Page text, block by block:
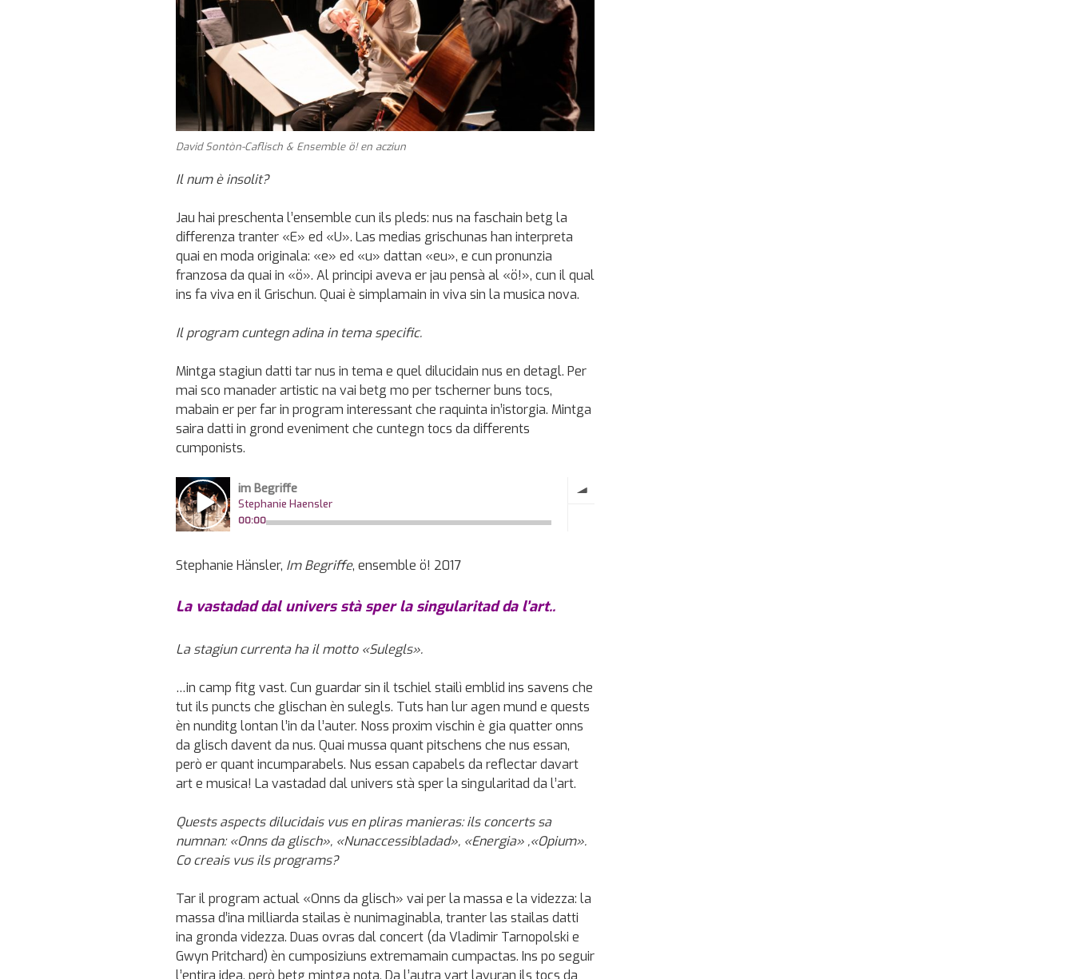
David Sontòn-Caflisch & Ensemble ö! en acziun
Il num è insolit?
Jau hai preschenta l’ensemble cun ils pleds: nus na faschain betg la
differenza tranter «E» ed «U». Las medias grischunas han interpreta
quai en moda originala: «e» ed «u» dattan «eu», e cun pronunzia
franzosa da quai in «ö». Al principi aveva er jau pensà al «ö!», cun il qual
ins fa viva en il Grischun. Quai è simplamain in viva sin la musica nova.
Il program cuntegn adina in tema specific.
Mintga stagiun datti tar nus in tema e quel dilucidain nus en detagl. Per
mai sco manader artistic na vai betg mo per tscherner buns tocs,
mabain er per far in program interessant che raquinta in’istorgia. Mintga
saira datti in grond eveniment che cuntegn tocs da differents
cumponists.
Stephanie Hänsler, Im Begriffe, ensemble ö! 2017
La vastadad dal univers stà sper la singularitad da l’art..
La stagiun currenta ha il motto «Sulegls».
…in camp fitg vast. Cun guardar sin il tschiel stailì emblid ins savens che
tut ils puncts che glischan èn sulegls. Tuts han lur agen mund e quests
èn nunditg lontan l’in da l’auter. Noss proxim vischin è gia quatter onns
da glisch davent da nus. Quai mussa quant pitschens che nus essan,
però er quant incumparabels. Nus essan capabels da reflectar davart
art e musica! La vastadad dal univers stà sper la singularitad da l’art.
Quests aspects dilucidais vus en pliras manieras: ils concerts sa
numnan: «Onns da glisch», «Nunaccessibladad», «Energia» ,«Opium».
Co creais vus ils programs?
Tar il program actual «Onns da glisch» vai per la massa e la videzza: la
massa d’ina milliarda stailas è nunimaginabla, tranter las stailas datti
ina gronda videzza. Duas ovras dal concert (da Vladimir Tarnopolski e
Gwyn Pritchard) èn cumposiziuns extremamain cumpactas. Ins po seguir
l’entira idea, però betg mintga nota. Da l’autra vart lavuran ils tocs da